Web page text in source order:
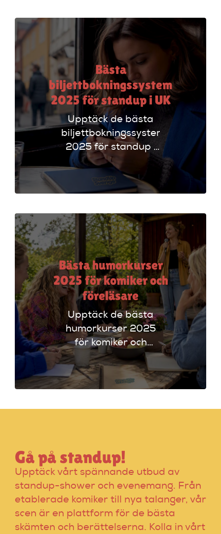
evenemangskalender
och biljettlänkar!
Bästa
biljettbokningssystem
2025 för standup i UK
Upptäck de bästa
biljettbokningssystem
2025 för standup i
UK. Jämför
plattformar som
Ticketmaster och
rätt alternativ!
Bästa humorkurser
2025 för komiker och
föreläsare
Upptäck de bästa
humorkurser 2025
för komiker och
föreläsare. Lär dig
tekniker och få
scenerfarenhet med
Gå på standup!
Upptäck vårt spännande utbud av
standup-shower och evenemang. Från
etablerade komiker till nya talanger, vår
scen är en plattform för de bästa
skämten och berättelserna. Kolla in vårt